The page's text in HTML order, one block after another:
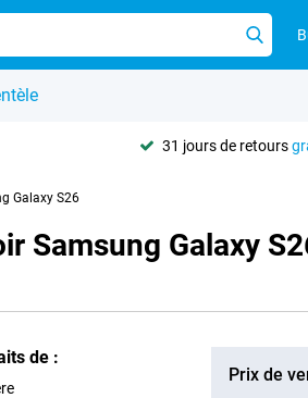
31 jours de retours
Galaxy S26
Samsung Galaxy
de :
Prix de